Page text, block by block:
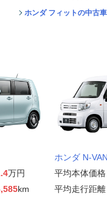
ホンダ フィットの中古
万円
km
ホンダ N-VAN
平均本体価格
平均走行距離